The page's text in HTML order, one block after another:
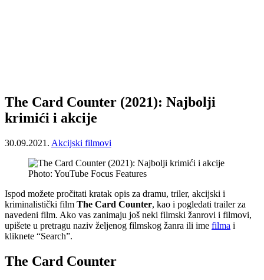
The Card Counter (2021): Najbolji
krimići i akcije
30.09.2021. Akcijski filmovi
Photo: YouTube Focus Features
Ispod možete pročitati kratak opis za dramu, triler, akcijski i
kriminalistički film The Card Counter, kao i pogledati trailer za
navedeni film. Ako vas zanimaju još neki filmski žanrovi i filmovi,
upišete u pretragu naziv željenog filmskog žanra ili ime filma i
kliknete “Search”.
The Card Counter